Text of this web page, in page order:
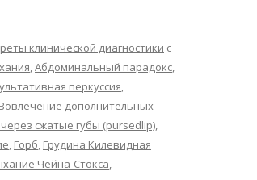
клинической диагностики с
,Абдоминальный парадокс,
перкуссия,
Вовлечение дополнительных
сжатые губы (pursedlip),
, Горб, Грудина Килевидная
Чейна-Стокса,